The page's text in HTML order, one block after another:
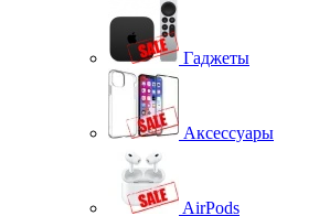
Гаджеты
Аксессуары
AirPods